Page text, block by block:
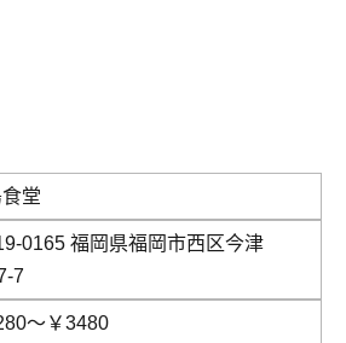
堂
0165 福岡県福岡市西区今津
7
～￥3480